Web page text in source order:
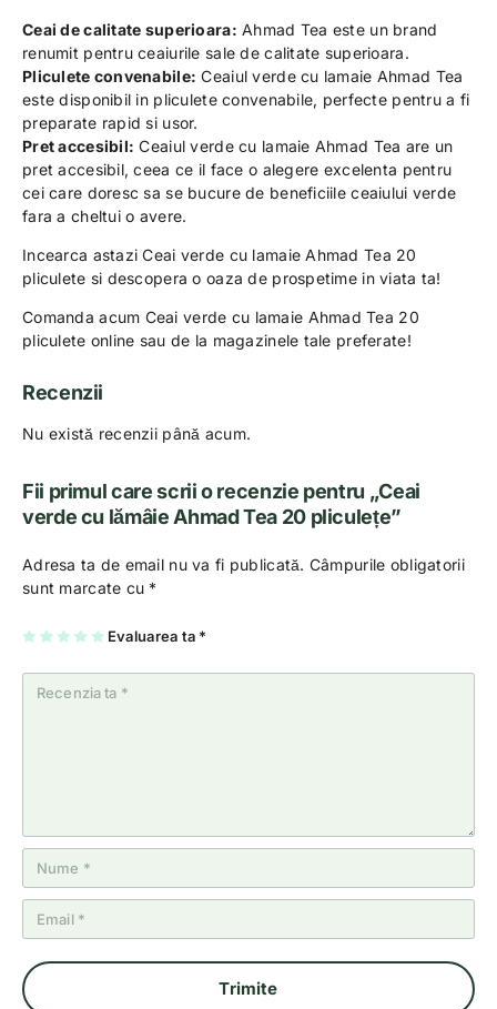
Ceai de calitate superioara: Ahmad Tea este un brand
renumit pentru ceaiurile sale de calitate superioara.
Pliculete convenabile: Ceaiul verde cu lamaie Ahmad Tea
este disponibil in pliculete convenabile, perfecte pentru a fi
preparate rapid si usor.
Pret accesibil: Ceaiul verde cu lamaie Ahmad Tea are un
pret accesibil, ceea ce il face o alegere excelenta pentru
cei care doresc sa se bucure de beneficiile ceaiului verde
fara a cheltui o avere.
Incearca astazi Ceai verde cu lamaie Ahmad Tea 20
pliculete si descopera o oaza de prospetime in viata ta!
Comanda acum Ceai verde cu lamaie Ahmad Tea 20
pliculete online sau de la magazinele tale preferate!
Recenzii
Nu există recenzii până acum.
Fii primul care scrii o recenzie pentru „Ceai
verde cu lămâie Ahmad Tea 20 pliculețe”
Adresa ta de email nu va fi publicată. Câmpurile obligatorii
sunt marcate cu *
Evaluarea ta *
U
n
2
5
st
el
3
5
st
el
4
5
st
el
5
5
st
el